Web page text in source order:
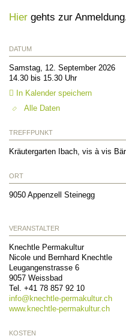
Hier gehts zur
DATUM
Samstag, 12. September 2026
14.30 bis 15.30 Uhr
In Kalender speichern
Alle Daten
TREFFPUNKT
Kräutergarten Ibach, vis à vis
ORT
9050 Appenzell Steinegg
VERANSTALTER
Knechtle Permakultur
Nicole und Bernhard Knechtle
Leugangenstrasse 6
9057 Weissbad
Tel. +41 78 857 92 10
info@ knechtle-permakultur.ch
www.knechtle-permakultur.ch
KOSTEN